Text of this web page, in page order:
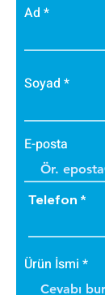
Ad
Soyad
E-posta
Telefon
Ürün İsmi